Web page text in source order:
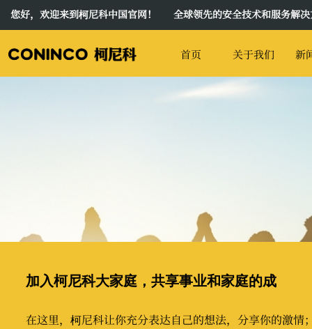
您好，欢迎来到柯尼科中国官网！ 全球领先的安全技术和服务解决
首页 关于我们 新
加入柯尼科大家庭，共享事业和家庭的成
在这里，柯尼科让你充分表达自己的想法，分享你的激情